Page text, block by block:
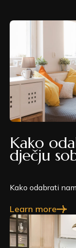
Kako
dječju
Kako odabrati
Learn more